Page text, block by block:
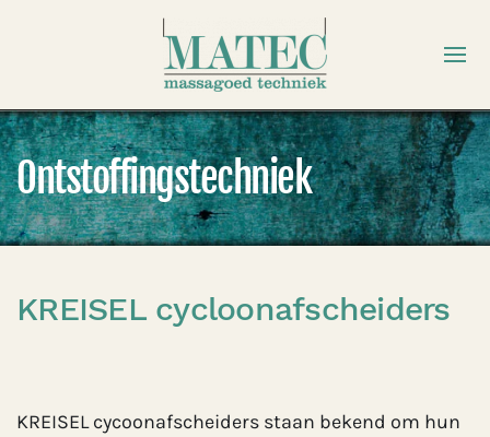
Ontstoffingstechniek
KREISEL cycloonafscheiders
KREISEL cycoonafscheiders staan bekend om hun